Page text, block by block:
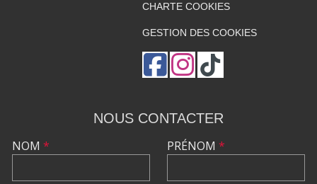
CHARTE COOKIES
GESTION DES COOKIES
NOUS CONTACTER
NOM * PRÉNOM *